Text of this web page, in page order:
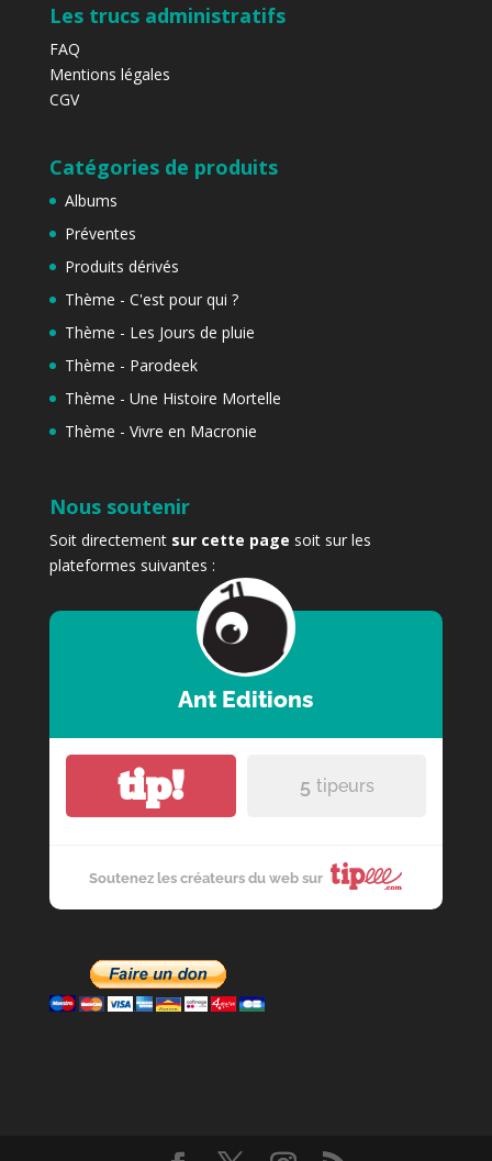
Les trucs administratifs
FAQ
Mentions légales
CGV
Catégories de produits
Albums
Préventes
Produits dérivés
Thème - C'est pour qui ?
Thème - Les Jours de pluie
Thème - Parodeek
Thème - Une Histoire Mortelle
Thème - Vivre en Macronie
Nous soutenir
Soit directement sur cette page soit sur les
plateformes suivantes :
Ant Editions
tip! 5 tipeurs
Soutenez les créateurs du web sur